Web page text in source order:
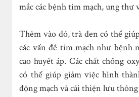
mắc các bệnh tim mạch, ung thư
Thêm vào đó, trà đen có thể
các vấn đề tim mạch như bệnh
cao huyết áp. Các chất chống
có thể giúp giảm việc hình
động mạch và cải thiện lưu